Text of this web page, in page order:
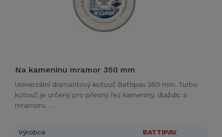
Na kameninu mramor 350 mm
Univerzální diamantový kotouč Battipav 350 mm. Turbo
kotouč je určený pro přesný řez kameniny, dlaždic a
mramoru. …
Výrobce
BATTIPAV